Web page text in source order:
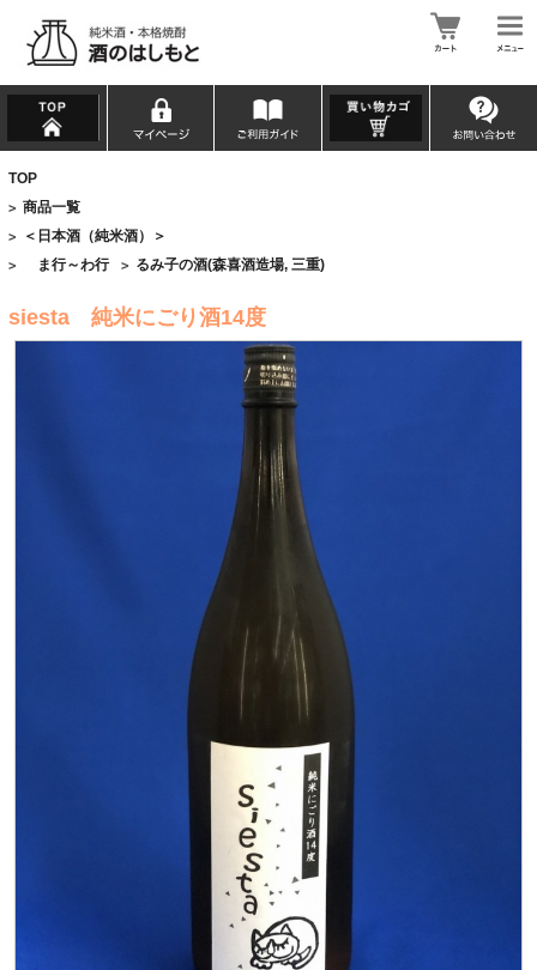
TOP
> 商品一覧
> ＜日本酒（純米酒）＞
> ま行～わ行 > るみ子の酒(森喜酒造場, 三重)
siesta 純米にごり酒14度